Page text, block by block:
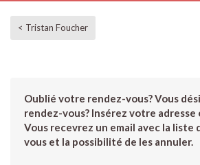
< Tristan Foucher
Oublié votre rendez-vous? Vous
rendez-vous? Insérez votre adresse
Vous recevrez un email avec la liste
vous et la possibilité de les annuler.